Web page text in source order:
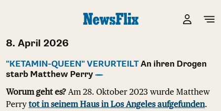
8. April 2026
"KETAMIN-QUEEN" VERURTEILTAn ihren Drogen
starb Matthew Perry
Worum geht es? Am 28. Oktober 2023 wurde Matthew
Perry tot in seinem Haus in Los Angeles aufgefunden.